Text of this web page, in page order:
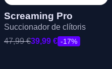
Screaming Pro
Succionador de clítoris
47,99€39,99 € -17%